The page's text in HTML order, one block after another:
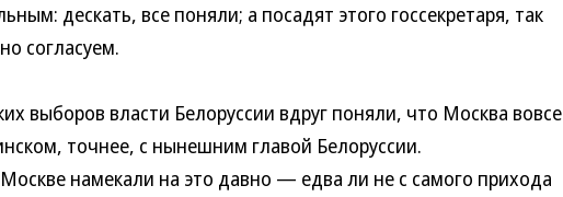
дескать, все поняли; а посадят этого госсекретаря, так
согласуем.
выборов власти Белоруссии вдруг поняли, что Москва вовсе
точнее, с нынешним главой Белоруссии.
намекали на это давно — едва ли не с самого прихода